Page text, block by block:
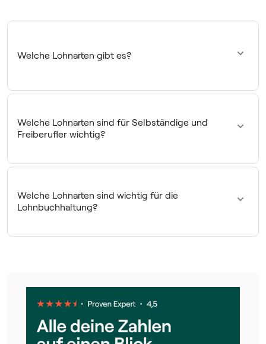
Welche Lohnarten gibt es?
Man unterscheidet zwischenZeit- und Leistungslohn. In
Sonderzahlungensowie Sozialabgabeneine Rolle.
Welche Lohnarten sind für Selbständige und
Freiberufler wichtig?
Das kommt darauf an, wie du deine Mitarbeiter bezahlst.
dasMonatsgehaltam relevantesten sein.
Welche Lohnarten sind wichtig für die
Lohnbuchhaltung?
UmBrutto- und Nettolohnsowie dieSozialabgaben
9 Abs. 4a EStG) dazu.